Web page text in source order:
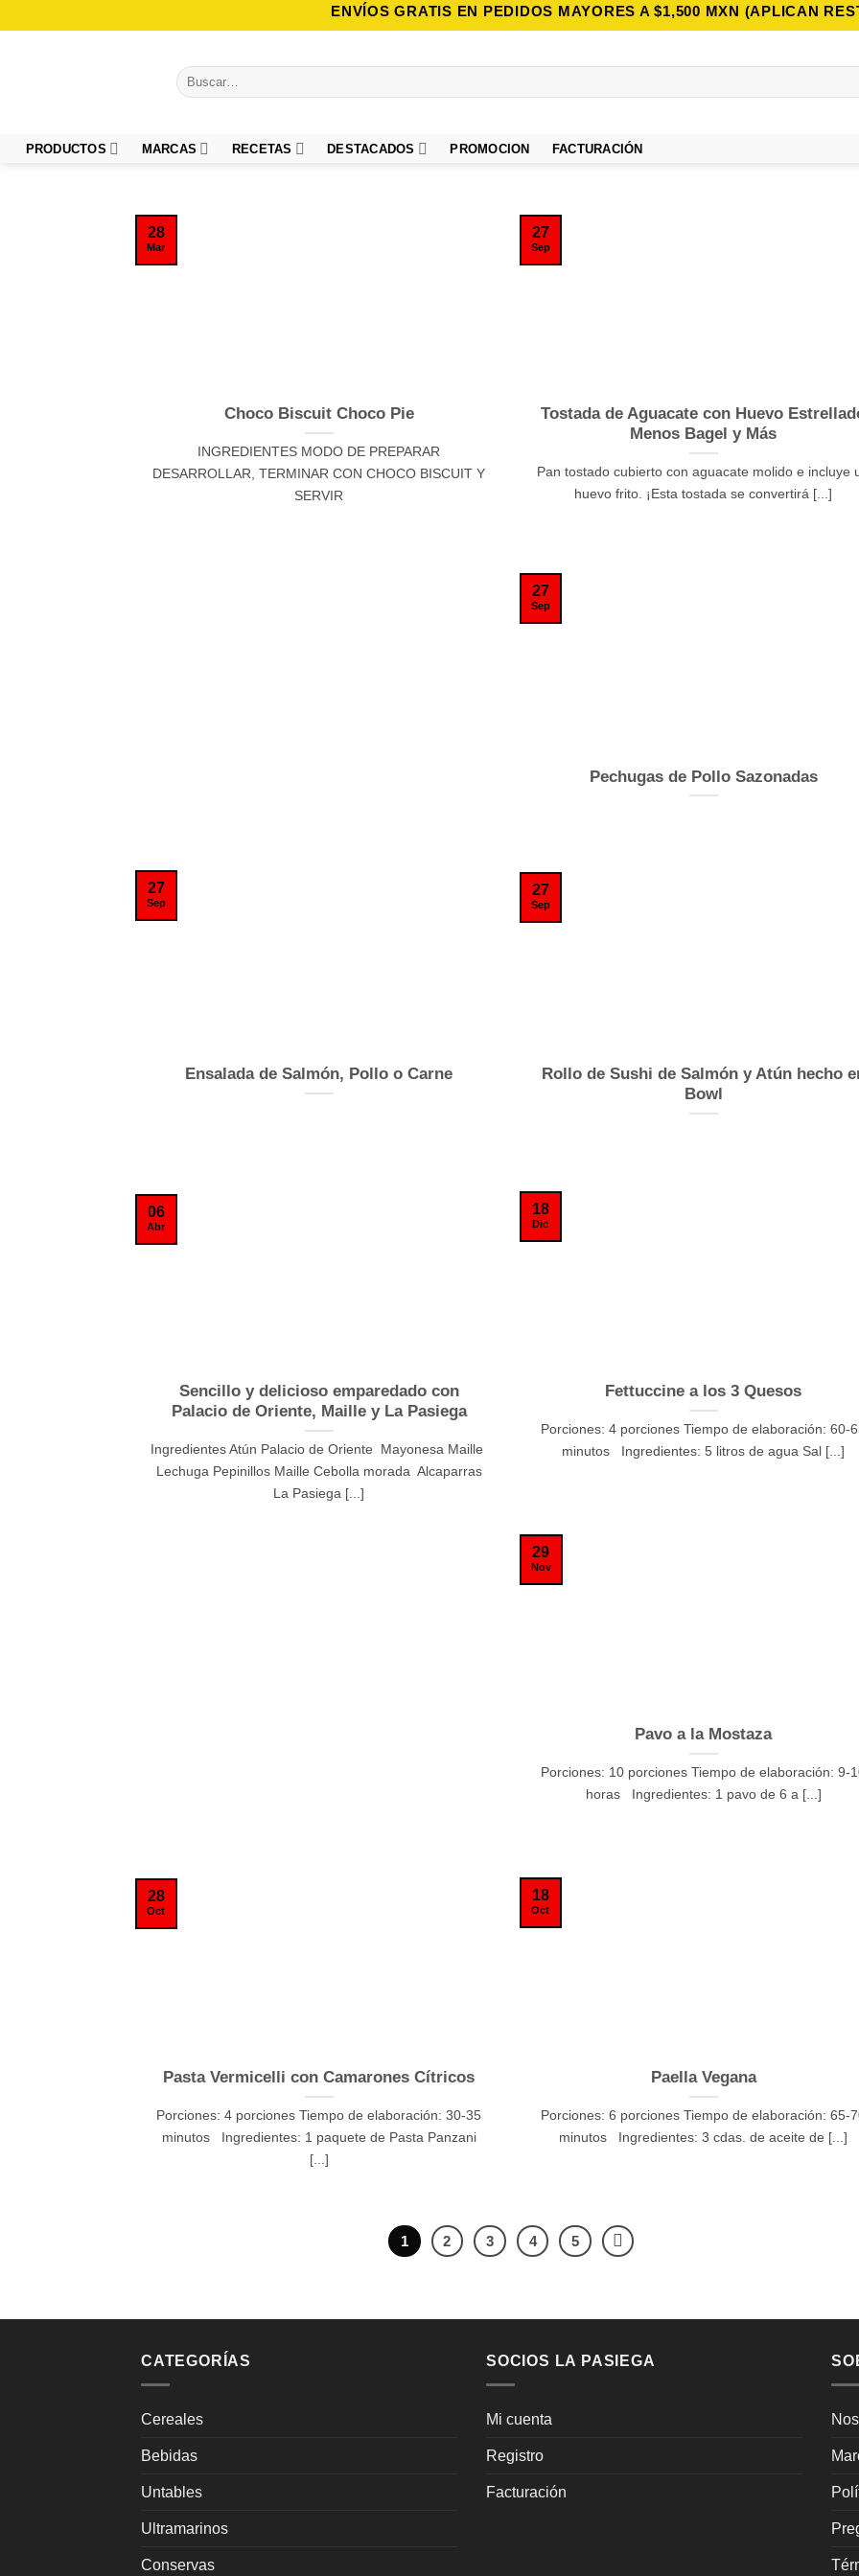
al
ENVÍOS GRATIS EN PEDIDOS MAYORES A $1,500 MXN (APLICAN
Buscar
por:
PRODUCTOS MARCAS RECETAS DESTACADOS PROMOCION FACTURACIÓN
Choco Biscuit Choco Pie
INGREDIENTES MODO DE PREPARAR
DESARROLLAR, TERMINAR CON CHOCO BISCUIT Y
SERVIR
28
Mar
Tostada de Aguacate con Huevo
Menos Bagel y Más
Pan tostado cubierto con aguacate molido e incluye
huevo frito. ¡Esta tostada se convertirá [...]
27
Sep
Pechugas de Pollo Sazonadas
27
Sep
Ensalada de Salmón, Pollo o Carne
27
Sep
Rollo de Sushi de Salmón y Atún hecho
Bowl
27
Sep
Sencillo y delicioso emparedado con
Palacio de Oriente, Maille y La Pasiega
Ingredientes Atún Palacio de Oriente Mayonesa Maille
Lechuga Pepinillos Maille Cebolla morada Alcaparras
La Pasiega [...]
06
Abr
Fettuccine a los 3 Quesos
Porciones: 4 porciones Tiempo de elaboración: 60-
minutos Ingredientes: 5 litros de agua Sal [...]
18
Dic
Pavo a la Mostaza
Porciones: 10 porciones Tiempo de elaboración: 9-
horas Ingredientes: 1 pavo de 6 a [...]
29
Nov
Pasta Vermicelli con Camarones Cítricos
Porciones: 4 porciones Tiempo de elaboración: 30-35
minutos Ingredientes: 1 paquete de Pasta Panzani
[...]
28
Oct
Paella Vegana
Porciones: 6 porciones Tiempo de elaboración: 65-
minutos Ingredientes: 3 cdas. de aceite de [...]
18
Oct
1 2 3 4 5
CATEGORÍAS
Cereales
Bebidas
Untables
Ultramarinos
Conservas
SOCIOS LA PASIEGA
Mi cuenta
Registro
Facturación